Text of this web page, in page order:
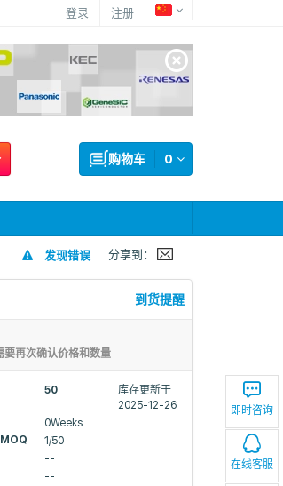
登录 注册
即时咨询
在线客服
0
购物车
发现错误 分享到：
到货提醒
要再次确认价格和数量
50
库存更新于
2025-12-26
0Weeks
1/50
--
--